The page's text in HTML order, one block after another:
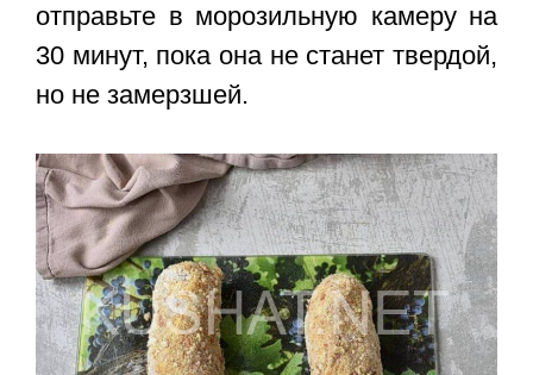
отправьте в морозильную камеру на
30 минут, пока она не станет твердой,
но не замерзшей.